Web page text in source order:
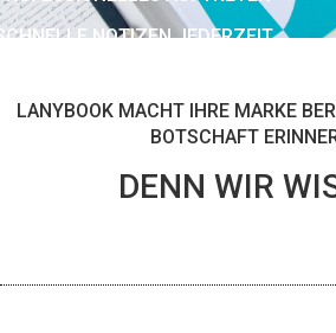
NOTIZEN JEDERZEIT
LANYBOOK MACHT IHRE MARKE
BOTSCHAFT
DENN WIR